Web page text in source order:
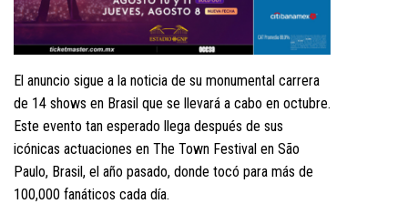
El anuncio sigue a la noticia de su monumental carrera
de 14 shows en Brasil que se llevará a cabo en octubre.
Este evento tan esperado llega después de sus
icónicas actuaciones en The Town Festival en São
Paulo, Brasil, el año pasado, donde tocó para más de
100,000 fanáticos cada día.